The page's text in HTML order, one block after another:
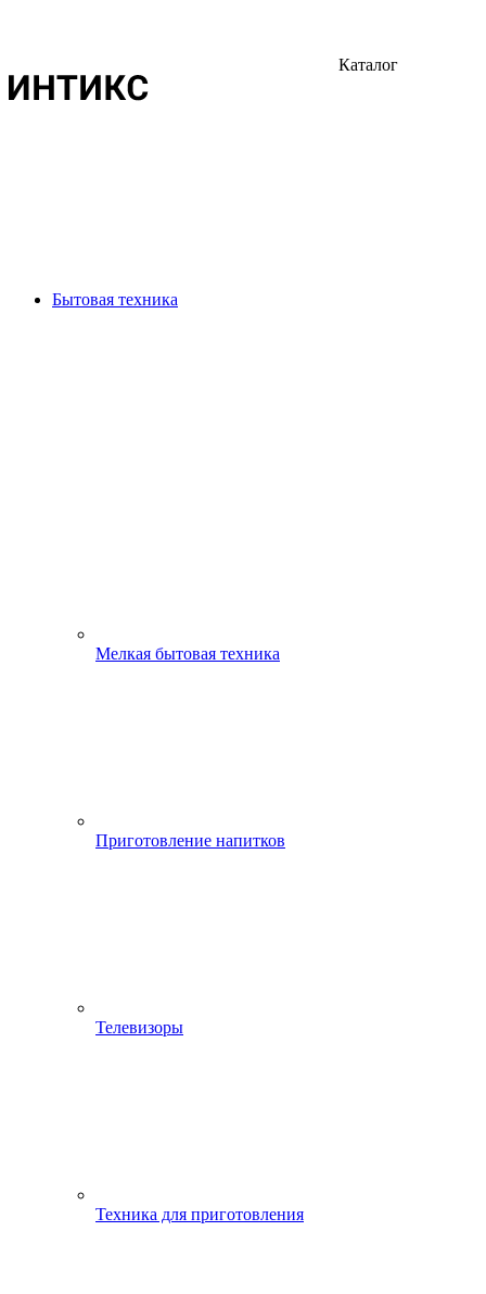
Каталог
Бытовая техника
Мелкая бытовая техника
Приготовление напитков
Телевизоры
Техника для приготовления